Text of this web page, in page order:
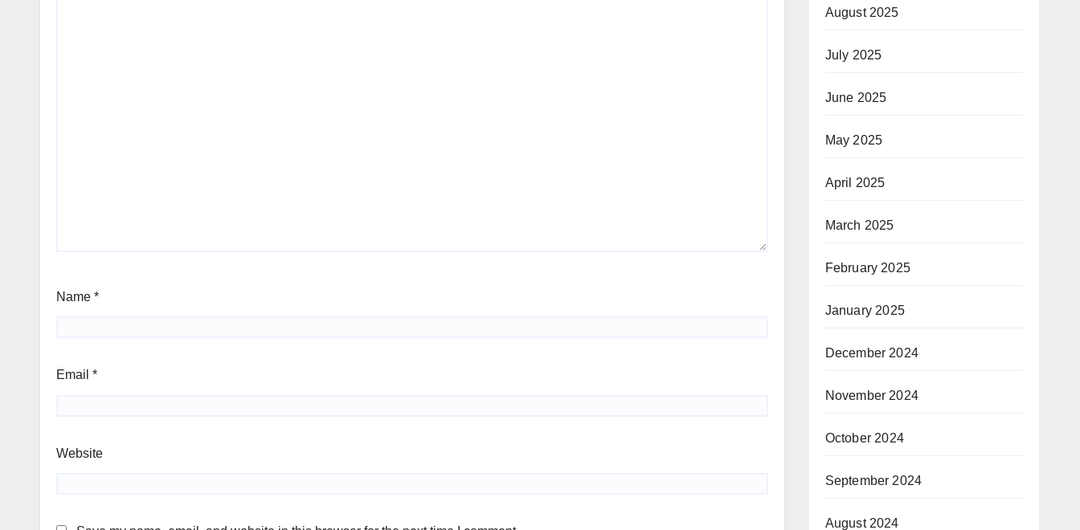
Name *
Email *
Website
August 2025
July 2025
June 2025
May 2025
April 2025
March 2025
February 2025
January 2025
December 2024
November 2024
October 2024
September 2024
August 2024